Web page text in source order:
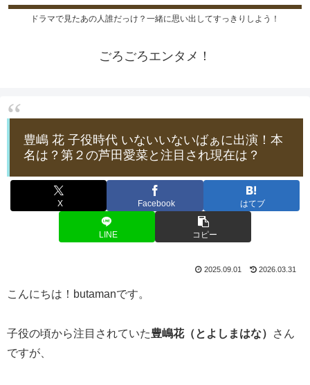
ドラマで見たあの人誰だっけ？一緒に思い出してすっきりしよう！
ごろごろエンタメ！
豊嶋 花 子役時代 いないいないばぁに出演！本
名は？第２の芦田愛菜と注目され現在は？
X Facebook はてブ
LINE コピー
2025.09.01 2026.03.31
こんにちは！butamanです。
子役の頃から注目されていた豊嶋花（とよしまはな）
さん
ですが、